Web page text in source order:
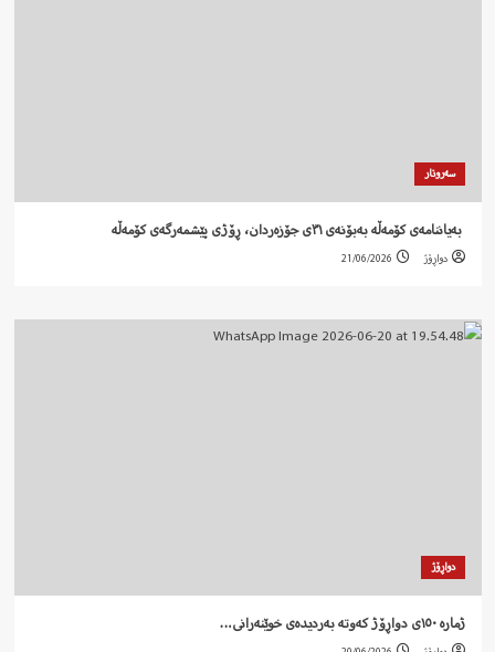
سەروتار
‍ بەیاننامەی کۆمەڵە بەبۆنەی ٣١ی جۆزەردان، ڕۆژی پێشمەرگەی کۆمەڵە
دواڕۆژ 21/06/2026
دواڕۆژ
ژمارە ١٥٠ی دواڕۆژ کەوتە بەردیدەی خوێنەرانی…